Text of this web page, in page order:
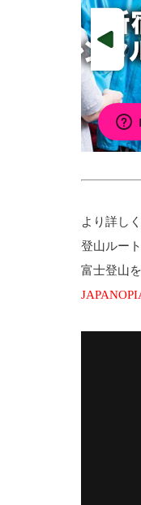
より詳しく
登山ルー
富士登山